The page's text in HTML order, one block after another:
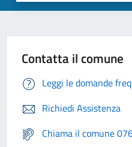
Contatta il comune
Leggi le domande
Richiedi Assistenza
Chiama il comune